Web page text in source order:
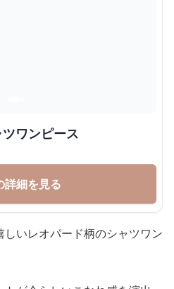
ワンピース
詳細を見る
いレオパード柄のシャツワン